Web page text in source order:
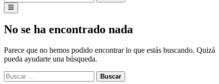
Menú
principal
No se ha encontrado nada
Parece que no hemos podido encontrar lo que estás buscando. Quizá
pueda ayudarte una búsqueda.
Buscar: